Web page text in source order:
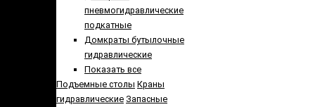
пневмогидравлические
подкатные
Домкраты бутылочные
гидравлические
Показать все
Подъемные столы Краны
гидравлические Запасные